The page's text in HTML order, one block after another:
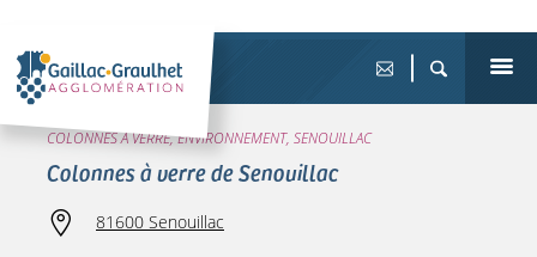
COLONNES À VERRE, ENVIRONNEMENT, SENOUILLAC
Colonnes à verre de Senouillac
81600 Senouillac